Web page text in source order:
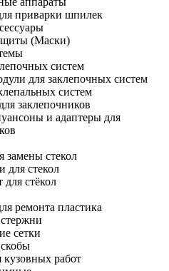
приварки шпилек
(Маски)
систем
для заклепочных систем
систем
заклепочников
и адаптеры для
замены стекол
для стекол
стёкол
ремонта пластика
сетки
работ